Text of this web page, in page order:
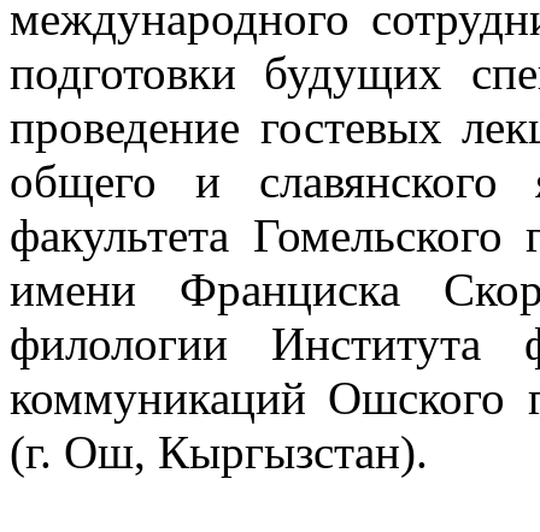
международного
подготовки будущих
проведение гостевых
общего и славянского
факультета Гомельского
имени Франциска
филологии Института
коммуникаций Ошского
(г. Ош, Кыргызстан).